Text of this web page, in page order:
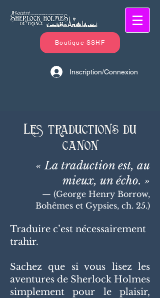
Boutique SSHF
Inscription/Connexion
Les traductions du
canon
« La traduction est, au
mieux, un écho. »
— (George Henry Borrow,
Bohêmes et Gypsies, ch. 25.)
Traduire c’est nécessairement
trahir.
Sachez que si vous lisez les
aventures de Sherlock Holmes
simplement pour le plaisir,